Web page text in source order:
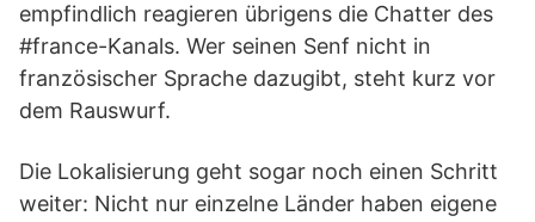
empfindlich reagieren übrigens die Chatter des
#france-Kanals. Wer seinen Senf nicht in
französischer Sprache dazugibt, steht kurz vor
dem Rauswurf.
Die Lokalisierung geht sogar noch einen Schritt
weiter: Nicht nur einzelne Länder haben eigene